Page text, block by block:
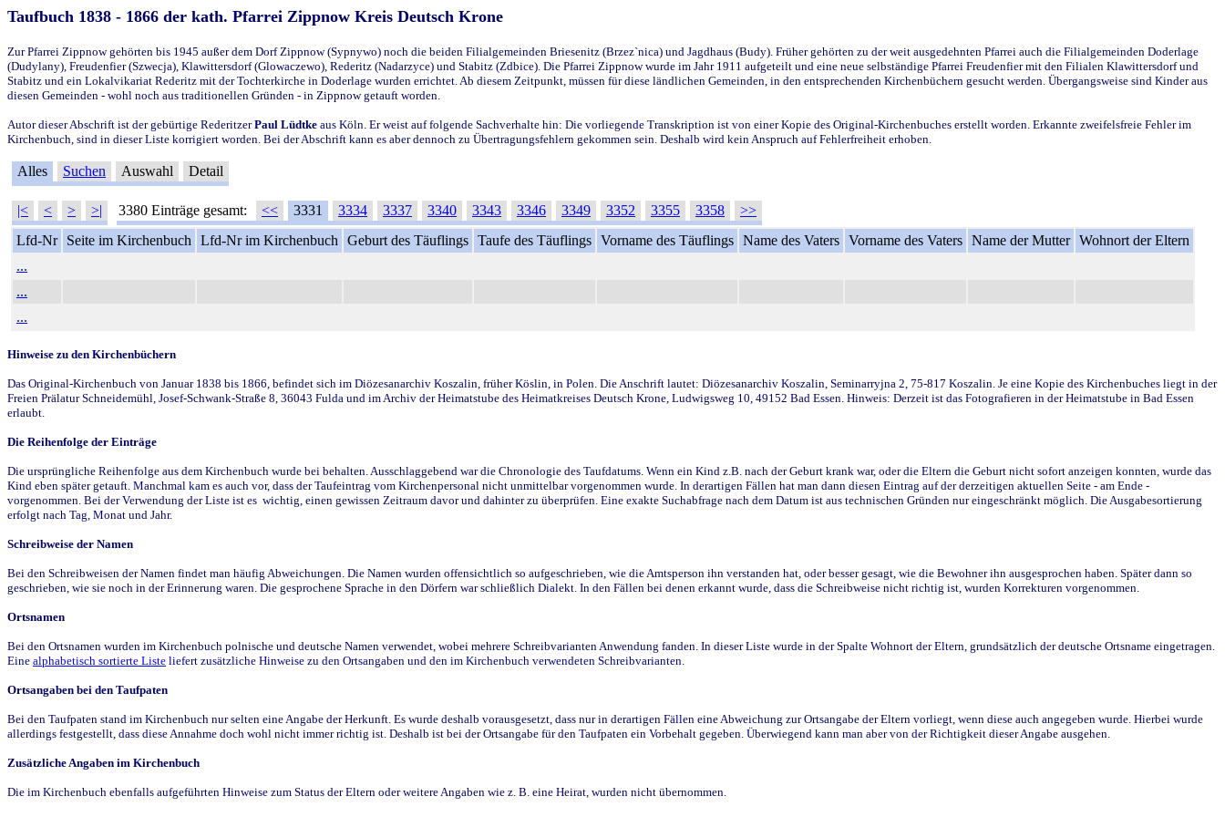
Taufbuch 1838 - 1866 der kath. Pfarrei Zippnow Kreis Deutsch Krone
Zur Pfarrei Zippnow gehörten bis 1945 außer dem Dorf Zippnow (Sypnywo) noch die beiden Filialgemeinden Briesenitz (Brzez`nica) und Jagdhaus (Budy). Früher gehörten zu der weit ausgedehnten Pfarrei auch die Filialgemeinden Doderlage
(Dudylany), Freudenfier (Szwecja), Klawittersdorf (Glowaczewo), Rederitz (Nadarzyce) und Stabitz (Zdbice). Die Pfarrei Zippnow wurde im Jahr 1911 aufgeteilt und eine neue selbständige Pfarrei Freudenfier mit den Filialen Klawittersdorf und
Stabitz und ein Lokalvikariat Rederitz mit der Tochterkirche in Doderlage wurden errichtet. Ab diesem Zeitpunkt, müssen für diese ländlichen Gemeinden, in den entsprechenden Kirchenbüchern gesucht werden. Übergangsweise sind Kinder aus
diesen Gemeinden - wohl noch aus traditionellen Gründen - in Zippnow getauft worden.
Autor dieser Abschrift ist der gebürtige RederitzerPaul Lüdtke aus Köln. Er weist auf folgende Sachverhalte hin: Die vorliegende Transkription ist von einer Kopie des Original-Kirchenbuches erstellt worden. Erkannte zweifelsfreie Fehler im
Kirchenbuch, sind in dieser Liste korrigiert worden. Bei der Abschrift kann es aber dennoch zu Übertragungsfehlern gekommen sein. Deshalb wird kein Anspruch auf Fehlerfreiheit erhoben.
Alles Suchen Auswahl Detail
|< < > >| 3380 Einträge gesamt: << 3331 3334 3337 3340 3343 3346 3349 3352 3355 3358
>>
Lfd-Nr
Seite im Kirchenbuch Lfd-Nr im Kirchenbuch Geburt des Täuflings Taufe des Täuflings Vorname des Täuflings Name des Vaters Vorname des Vaters Name der Mutter Wohnort der Eltern
...
...
...
Hinweise zu den Kirchenbüchern
Das Original-Kirchenbuch von Januar 1838 bis 1866, befindet sich im Diözesanarchiv Koszalin, früher Köslin, in Polen. Die Anschrift lautet: Diözesanarchiv Koszalin, Seminarryjna 2, 75-817 Koszalin. Je eine Kopie des Kirchenbuches liegt in der
Freien Prälatur Schneidemühl, Josef-Schwank-Straße 8, 36043 Fulda und im Archiv der Heimatstube des Heimatkreises Deutsch Krone, Ludwigsweg 10, 49152 Bad Essen. Hinweis: Derzeit ist das Fotografieren in der Heimatstube in Bad Essen
erlaubt.
Die Reihenfolge der Einträge
Die ursprüngliche Reihenfolge aus dem Kirchenbuch wurde bei behalten. Ausschlaggebend war die Chronologie des Taufdatums. Wenn ein Kind z.B. nach der Geburt krank war, oder die Eltern die Geburt nicht sofort anzeigen konnten, wurde das
Kind eben später getauft. Manchmal kam es auch vor, dass der Taufeintrag vom Kirchenpersonal nicht unmittelbar vorgenommen wurde. In derartigen Fällen hat man dann diesen Eintrag auf der derzeitigen aktuellen Seite - am Ende -
vorgenommen. Bei der Verwendung der Liste ist es wichtig, einen gewissen Zeitraum davor und dahinter zu überprüfen. Eine exakte Suchabfrage nach dem Datum ist aus technischen Gründen nur eingeschränkt möglich. Die Ausgabesortierung
erfolgt nach Tag, Monat und Jahr.
Schreibweise der Namen
Bei den Schreibweisen der Namen findet man häufig Abweichungen. Die Namen wurden offensichtlich so aufgeschrieben, wie die Amtsperson ihn verstanden hat, oder besser gesagt, wie die Bewohner ihn ausgesprochen haben. Später dann so
geschrieben, wie sie noch in der Erinnerung waren. Die gesprochene Sprache in den Dörfern war schließlich Dialekt. In den Fällen bei denen erkannt wurde, dass die Schreibweise nicht richtig ist, wurden Korrekturen vorgenommen.
Ortsnamen
Bei den Ortsnamen wurden im Kirchenbuch polnische und deutsche Namen verwendet, wobei mehrere Schreibvarianten Anwendung fanden. In dieser Liste wurde in der Spalte Wohnort der Eltern, grundsätzlich der deutsche Ortsname eingetragen.
Eine alphabetisch sortierte Liste liefert zusätzliche Hinweise zu den Ortsangaben und den im Kirchenbuch verwendeten Schreibvarianten.
Ortsangaben bei den Taufpaten
Bei den Taufpaten stand im Kirchenbuch nur selten eine Angabe der Herkunft. Es wurde deshalb vorausgesetzt, dass nur in derartigen Fällen eine Abweichung zur Ortsangabe der Eltern vorliegt, wenn diese auch angegeben wurde. Hierbei wurde
allerdings festgestellt, dass diese Annahme doch wohl nicht immer richtig ist. Deshalb ist bei der Ortsangabe für den Taufpaten ein Vorbehalt gegeben. Überwiegend kann man aber von der Richtigkeit dieser Angabe ausgehen.
Zusätzliche Angaben im Kirchenbuch
Die im Kirchenbuch ebenfalls aufgeführten Hinweise zum Status der Eltern oder weitere Angaben wie z. B. eine Heirat, wurden nicht übernommen.